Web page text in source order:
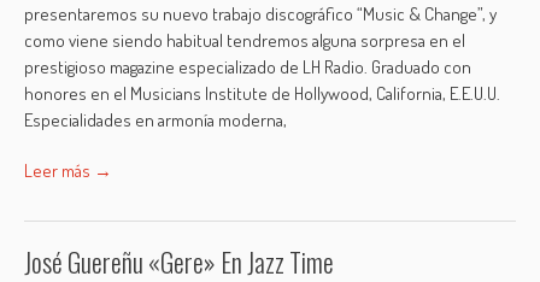
presentaremos su nuevo trabajo discográfico “Music & Change”, y
como viene siendo habitual tendremos alguna sorpresa en el
prestigioso magazine especializado de LH Radio. Graduado con
honores en el Musicians Institute de Hollywood, California, E.E.U.U.
Especialidades en armonía moderna,
Leer más →
José Guereñu «Gere» En Jazz Time